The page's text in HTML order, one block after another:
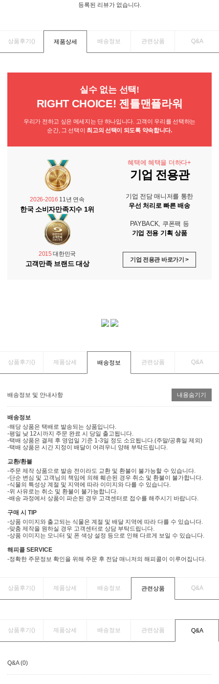
등록된 리뷰가 없습니다.
상품후기() 제품상세 배송정보 관련상품 Q&A
실수 없는 선택!
RIGHT CHOICE! 젠틀맨플라워
우리가 전하고 싶은 메세지는 단 하나입니다. 고객이 우리를 선택하는
순간, 그 선택이 최고의 선택이 되도록 약속합니다.
2026-2016 11년 연속
한국 소비자만족지수 1위
2015 대한민국
고객만족 브랜드 대상
혜택에 혜택을 더하다+
기업 전용관
기업 전담 매니저를 통한
우선 처리로 빠른 배송
PAYBACK, 쿠폰팩 등
기업 전용 기획 상품
기업 전용관 바로가기 >
상품후기() 제품상세 배송정보 관련상품 Q&A
배송정보 및 안내사항 내용숨기기
배송정보
-해당 상품은 택배로 발송되는 상품입니다.
-평일 낮 12시까지 주문 완료 시 당일 출고됩니다.
-택배 상품은 결제 후 영업일 기준 1-3일 정도 소요됩니다.(주말/공휴일 제외)
-택배 상품은 시간 지정이 배달이 어려우니 양해 부탁드립니다.
교환/환불
-주문 제작 상품으로 발송 전이라도 교환 및 환불이 불가능할 수 있습니다.
-단순 변심 및 고객님의 책임에 의해 훼손된 경우 취소 및 환불이 불가합니다.
-식물의 특성상 계절 및 지역에 따라 이미지와 다를 수 있습니다.
-위 사유로는 취소 및 환불이 불가능합니다.
-배송 과정에서 상품이 파손된 경우 고객센터로 접수를 해주시기 바랍니다.
구매 시 TIP
-상품 이미지와 출고되는 식물은 계절 및 배달 지역에 따라 다를 수 있습니다.
-맞춤 제작을 원하실 경우 고객센터로 상담 부탁드립니다.
-상품 이미지는 모니터 및 폰 색상 설정 등으로 인해 다르게 보일 수 있습니다.
해피콜 SERVICE
-정확한 주문정보 확인을 위해 주문 후 전담 매니저의 해피콜이 이루어집니다.
상품후기() 제품상세 배송정보 관련상품 Q&A
상품후기() 제품상세 배송정보 관련상품 Q&A
Q&A (0)